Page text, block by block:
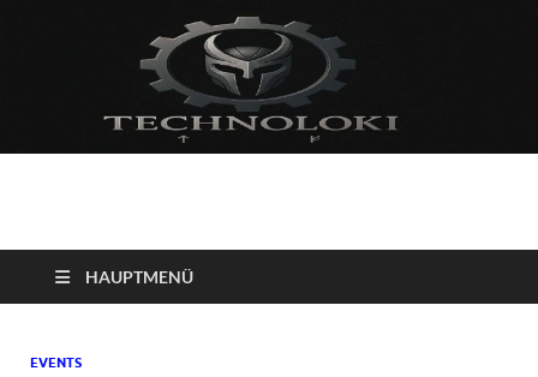
Technoloki: Gaming
und Entertainment
News
Blockbuster, Indie-Perlen und Retro-Klassiker.
HAUPTMENÜ
EVENTS